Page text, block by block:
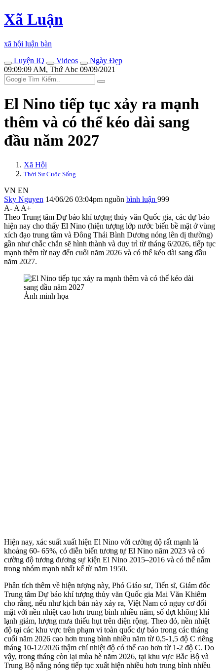
Xã Luận
xã hội luận bàn
Luyện IQ
Videos
Ngày Đẹp
09:09:09 AM, Thứ Abc 09/09/2021
El Nino tiếp tục xảy ra mạnh
thêm và có thể kéo dài sang
đầu năm 2027
Xã Hội
Thời Sự Cuộc Sống
VN EN
Sky Nguyen 14/06/26 03:04pm nguồn bình luận 999
A- A A+
Theo Trung tâm Dự báo khí tượng thủy văn Quốc gia, các dự báo
hiện nay cho thấy El Nino (hiện tượng lớp nước biển bề mặt ở vùng
xích đạo trung tâm và Đông Thái Bình Dương nóng lên dị thường)
gần như chắc chắn sẽ hình thành và duy trì từ tháng 6/2026, tiếp tục
mạnh thêm từ nay đến cuối năm 2026 và có thể kéo dài sang đầu
năm 2027.
Ảnh minh họa
Hiện nay, xác suất xuất hiện El Nino với cường độ rất mạnh là
khoảng 60- 65%, có diễn biến tương tự El Nino năm 2023 và có
cường độ tương đương sự kiện El Nino 2015–2016 và có thể nằm
trong nhóm mạnh nhất kể từ năm 1950.
Phân tích thêm về hiện tượng này, Phó Giáo sư, Tiến sĩ, Giám đốc
Trung tâm Dự báo khí tượng thủy văn Quốc gia Mai Văn Khiêm
cho rằng, nếu như kịch bản này xảy ra, Việt Nam có nguy cơ đối
mặt với nền nhiệt cao hơn trung bình nhiều năm, số đợt không khí
lạnh giảm, lượng mưa thiếu hụt trên diện rộng. Theo đó, nền nhiệt
độ tại các khu vực trên phạm vi toàn quốc dự báo trong các tháng
cuối năm 2026 cao hơn trung bình nhiều năm từ 0,5-1,5 độ C riêng
tháng 10-12/2026 thậm chí nhiệt độ có thể cao hơn từ 1-2 độ C. Do
vậy, trong tháng còn lại mùa hè năm 2026, tại khu vực Bắc Bộ và
Trung Bộ nắng nóng tiếp tục xuất hiện nhiều hơn trung bình nhiều